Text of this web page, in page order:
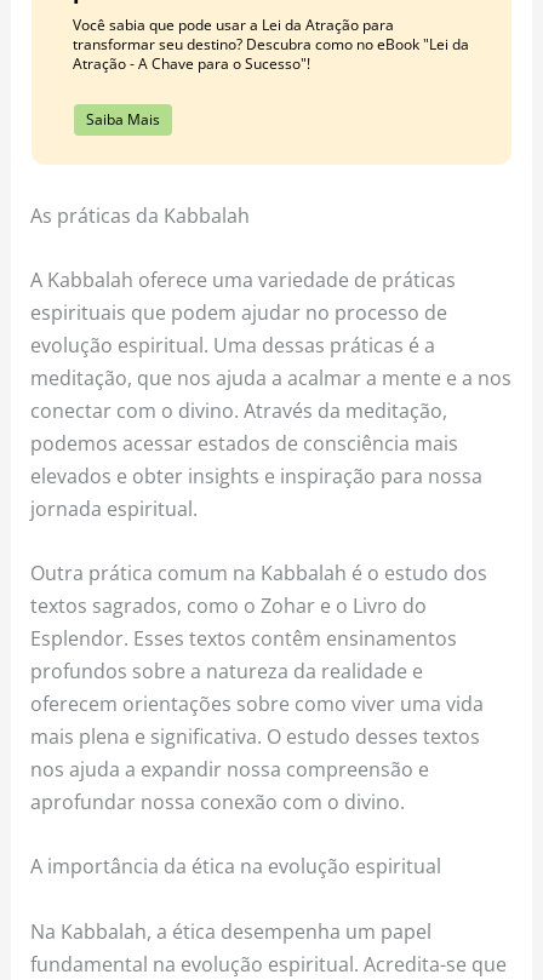
Você sabia que pode usar a Lei da Atração para
transformar seu destino? Descubra como no eBook "Lei da
Atração - A Chave para o Sucesso"!
Saiba Mais
As práticas da Kabbalah
A Kabbalah oferece uma variedade de práticas
espirituais que podem ajudar no processo de
evolução espiritual. Uma dessas práticas é a
meditação, que nos ajuda a acalmar a mente e a nos
conectar com o divino. Através da meditação,
podemos acessar estados de consciência mais
elevados e obter insights e inspiração para nossa
jornada espiritual.
Outra prática comum na Kabbalah é o estudo dos
textos sagrados, como o Zohar e o Livro do
Esplendor. Esses textos contêm ensinamentos
profundos sobre a natureza da realidade e
oferecem orientações sobre como viver uma vida
mais plena e significativa. O estudo desses textos
nos ajuda a expandir nossa compreensão e
aprofundar nossa conexão com o divino.
A importância da ética na evolução espiritual
Na Kabbalah, a ética desempenha um papel
fundamental na evolução espiritual. Acredita-se que